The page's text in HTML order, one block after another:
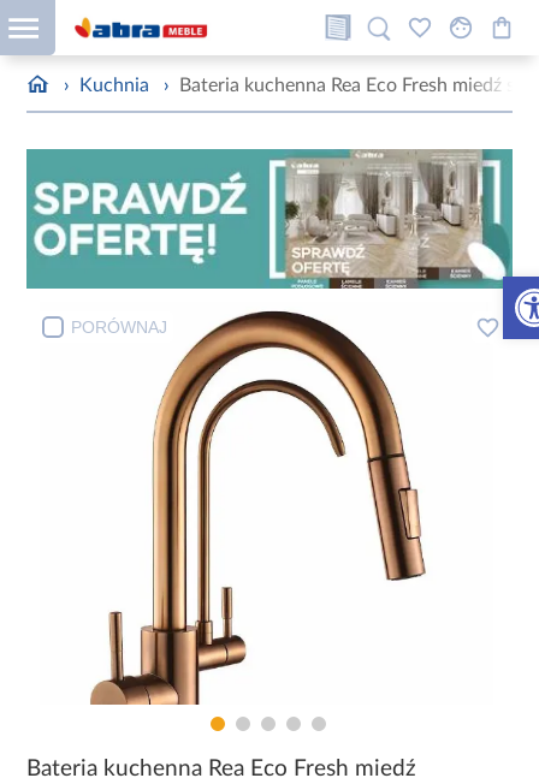
› Kuchnia › Bateria kuchenna Rea Eco Fresh miedź
PORÓWNAJ
Bateria kuchenna Rea Eco Fresh miedź